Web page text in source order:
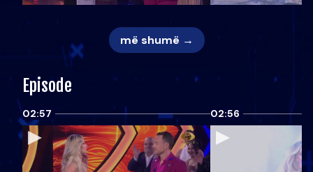
më shumë →
Episode
02:57 02:56